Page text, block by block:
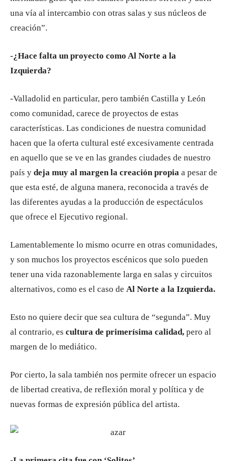
una vía al intercambio con otras salas y sus núcleos de
creación”.
-¿Hace falta un proyecto como Al Norte a la
Izquierda?
-Valladolid en particular, pero también Castilla y León
como comunidad, carece de proyectos de estas
características. Las condiciones de nuestra comunidad
hacen que la oferta cultural esté excesivamente centrada
en aquello que se ve en las grandes ciudades de nuestro
país y deja muy al margen la creación propia a pesar de
que esta esté, de alguna manera, reconocida a través de
las diferentes ayudas a la producción de espectáculos
que ofrece el Ejecutivo regional.
Lamentablemente lo mismo ocurre en otras comunidades,
y son muchos los proyectos escénicos que solo pueden
tener una vida razonablemente larga en salas y circuitos
alternativos, como es el caso de Al Norte a la Izquierda.
Esto no quiere decir que sea cultura de “segunda”. Muy
al contrario, es cultura de primerísima calidad, pero al
margen de lo mediático.
Por cierto, la sala también nos permite ofrecer un espacio
de libertad creativa, de reflexión moral y política y de
nuevas formas de expresión pública del artista.